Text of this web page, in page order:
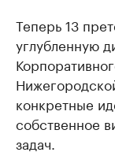
Теперь 13
углубленную
конкретные
собственное
задач.